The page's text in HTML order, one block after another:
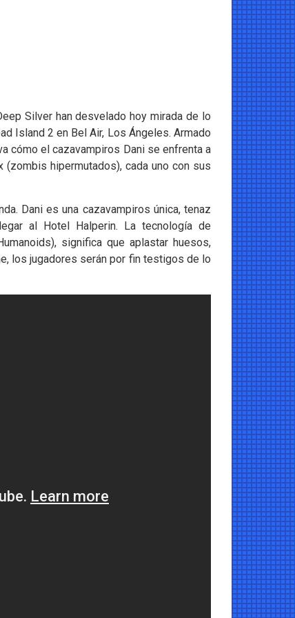
Silver han desvelado hoy mirada de lo
Island 2 en Bel Air, Los Ángeles. Armado
cómo el cazavampiros Dani se enfrenta a
hipermutados), cada uno con sus
Dani es una cazavampiros única, tenaz
al Hotel Halperin. La tecnología de
significa que aplastar huesos,
los jugadores serán por fin testigos de lo